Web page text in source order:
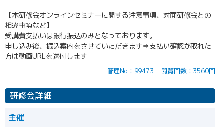
【本研修会オンラインセミナーに関する注意事項、対面研修会との
相違事項など】
受講費支払いは銀行振込のみとなっております。
申し込み後、振込案内をさせていただきます⇒支払い確認が取れた
方は動画URLを送付します
管理No：99473 閲覧回数：3560回
研修会詳細
主催